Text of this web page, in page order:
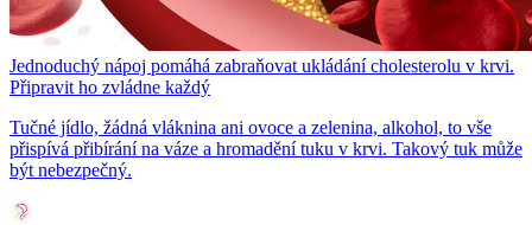
Jednoduchý nápoj pomáhá zabraňovat ukládání cholesterolu v krvi.
Připravit ho zvládne každý
Tučné jídlo, žádná vláknina ani ovoce a zelenina, alkohol, to vše
přispívá přibírání na váze a hromadění tuku v krvi. Takový tuk může
být nebezpečný.